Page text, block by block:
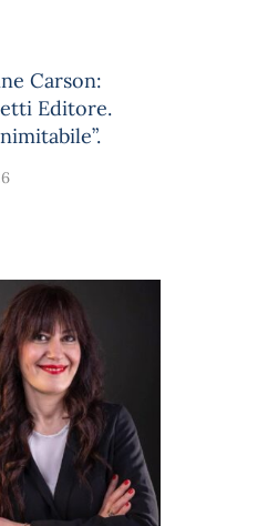
Carson:
Editore.